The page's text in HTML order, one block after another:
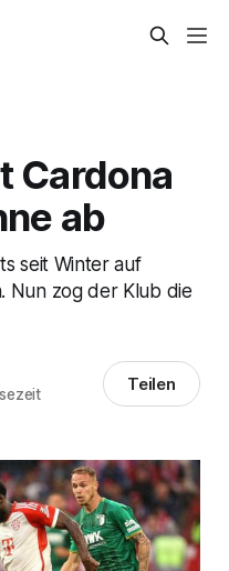
Cardona
ab
seit Winter auf
Nun zog der Klub die
Teilen